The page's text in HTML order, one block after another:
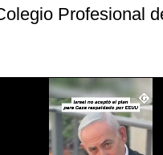
Profesional